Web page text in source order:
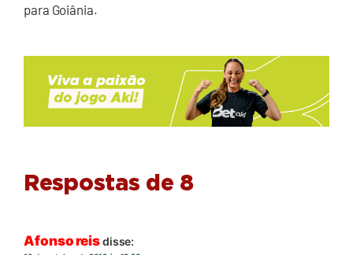
para Goiânia.
Respostas de 8
Afonso reisdisse: